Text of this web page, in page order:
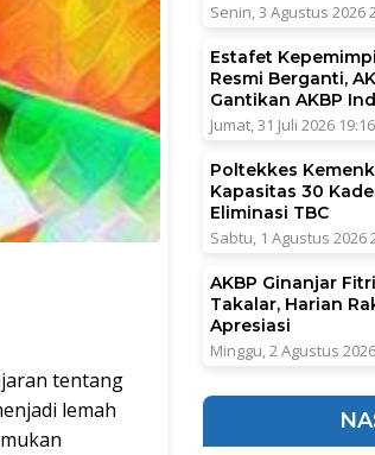
tentang
lemah
Senin, 3 Agustus 2026
Estafet
Resmi Berganti,
Gantikan AKBP
Jumat, 31 Juli 2026
Poltekkes
Kapasitas 30
Eliminasi TBC
Sabtu, 1 Agustus 2026
AKBP Ginanjar
Takalar, Harian
Apresiasi
Minggu, 2 Agustus